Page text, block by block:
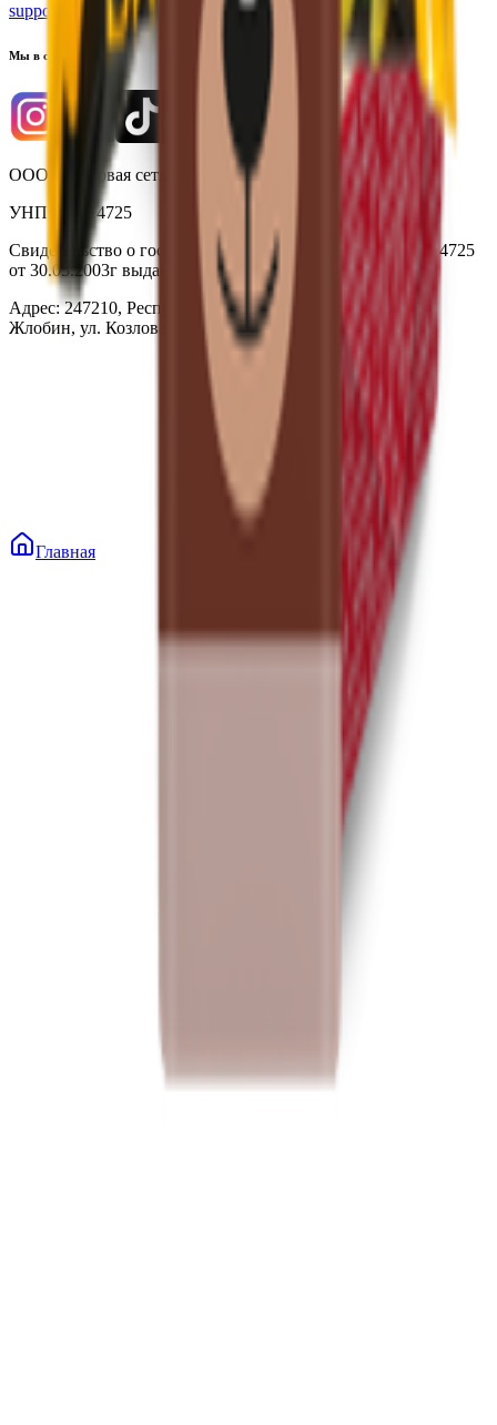
support@yoda.by
Мы в соцсетях
ООО «Торговая сеть «Продмир»
УНП 490314725
Свидетельство о государственной регистрации № 490314725
от 30.05.2003г выдано Гомельским облисполкомом
Адрес: 247210, Республика Беларусь, Гомельская обл., г.
Жлобин, ул. Козлова 2-А
Главная